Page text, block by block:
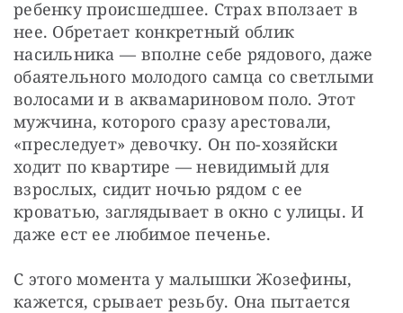
ребенку происшедшее. Страх вползает в
нее. Обретает конкретный облик
насильника — вполне себе рядового, даже
обаятельного молодого самца со светлыми
волосами и в аквамариновом поло. Этот
мужчина, которого сразу арестовали,
«преследует» девочку. Он по-хозяйски
ходит по квартире — невидимый для
взрослых, сидит ночью рядом с ее
кроватью, заглядывает в окно с улицы. И
даже ест ее любимое печенье.
С этого момента у малышки Жозефины,
кажется, срывает резьбу. Она пытается